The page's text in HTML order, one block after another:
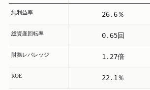
純利益率 26.6％
総資産回転率 0.65回
財務レバレッジ 1.27倍
ROE 22.1％